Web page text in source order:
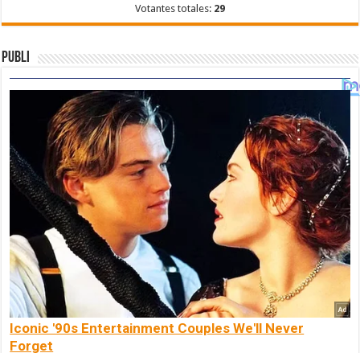
Votantes totales: 29
Publi
Iconic '90s Entertainment Couples We'll Never
Forget